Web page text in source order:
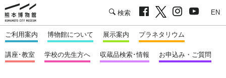
ご利用案内 博物館について 展示案内 プラネタリウム
講座･教室 学校の先生方へ 収蔵品検索･情報 お申込み・ご質問
facebook
twitter
English